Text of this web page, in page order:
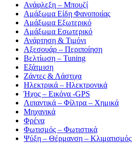
Ανάφλεξη – Μπουζί
Αμάξωμα Είδη Φανοποιίας
Αμάξωμα Εξωτερικό
Αμάξωμα Εσωτερικό
Ανάρτηση & Τιμόνι
Αξεσουάρ – Περιποίηση
Βελτίωση – Tuning
Εξάτμιση
Ζάντες & Λάστιχα
Ηλεκτρικά – Ηλεκτρονικά
Ήχος – Εικόνα -GPS
Λιπαντικά – Φίλτρα – Χημικά
Μηχανικά
Φρένα
Φωτισμός – Φωτιστικά
Ψύξη – Θέρμανση – Κλιματισμός